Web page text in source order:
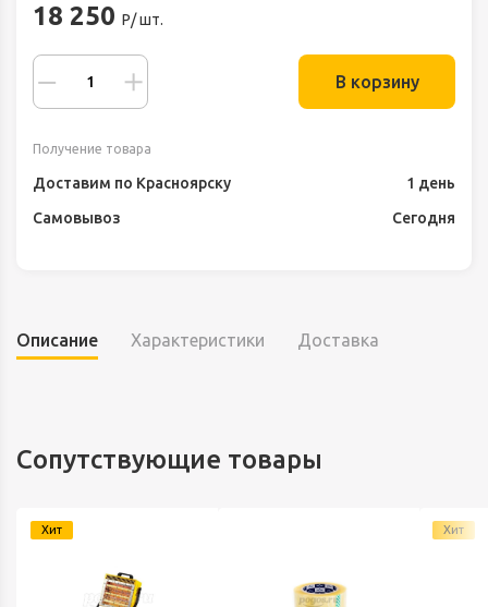
18 250 Р/ шт.
В корзину
Получение товара
Доставим по Красноярску
1 день
Самовывоз
Сегодня
Описание Характеристики Доставка
Сопутствующие товары
Хит Хит